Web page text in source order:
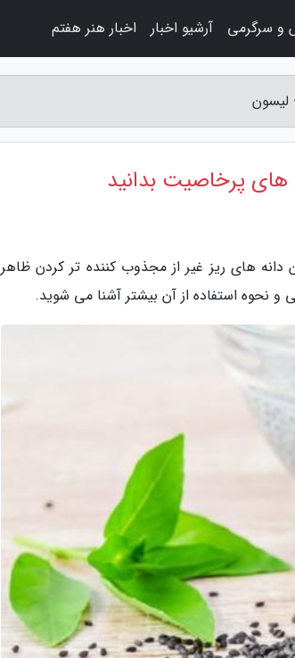
لیسون
پرخاصیت بدانید
های ریز غیر از مجذوب کننده تر کردن ظاهر
و نحوه استفاده از آن بیشتر آشنا می شوید.
و سرگرمی آرشیو اخبار اخبار هنر هفتم